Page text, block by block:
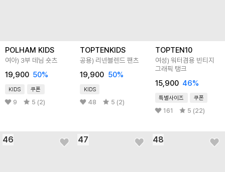
POLHAM KIDS
여아) 3부 데님 숏츠
19,900 50%
KIDS 쿠폰
9 5 (2)
TOPTENKIDS
공용) 리넨블렌드 팬츠
19,900 50%
KIDS
48 5 (2)
TOPTEN10
여성) 워터겸용 빈티지
그래픽 탱크
15,900 46%
특별사이즈 쿠폰
161 5 (22)
46 47 48